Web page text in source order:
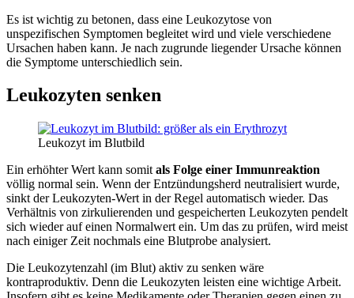
Es ist wichtig zu betonen, dass eine Leukozytose von
unspezifischen Symptomen begleitet wird und viele verschiedene
Ursachen haben kann. Je nach zugrunde liegender Ursache können
die Symptome unterschiedlich sein.
Leukozyten senken
Leukozyt im Blutbild
Ein erhöhter Wert kann somit als Folge einer Immunreaktion
völlig normal sein. Wenn der Entzündungsherd neutralisiert wurde,
sinkt der Leukozyten-Wert in der Regel automatisch wieder. Das
Verhältnis von zirkulierenden und gespeicherten Leukozyten pendelt
sich wieder auf einen Normalwert ein. Um das zu prüfen, wird meist
nach einiger Zeit nochmals eine Blutprobe analysiert.
Die Leukozytenzahl (im Blut) aktiv zu senken wäre
kontraproduktiv. Denn die Leukozyten leisten eine wichtige Arbeit.